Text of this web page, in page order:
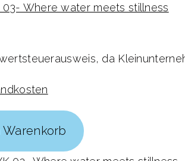
03- Where water meets stillness
da
Warenkorb